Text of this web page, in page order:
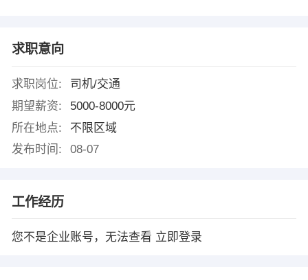
求职意向
求职岗位:
司机/交通
期望薪资:
5000-8000元
所在地点:
不限区域
发布时间:
08-07
工作经历
您不是企业账号，无法查看 立即登录